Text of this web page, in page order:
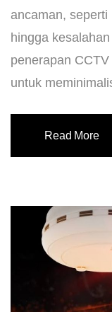
ancaman,
hingga
penerapan
untuk
Read More